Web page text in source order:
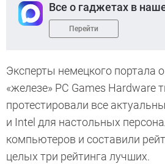
Все о гаджетах в
Перейти
Эксперты немецкого портала
«железе» PC Games Hardware
протестировали все
и Intel для настольных
компьютеров и составили
целых три рейтинга лучших.